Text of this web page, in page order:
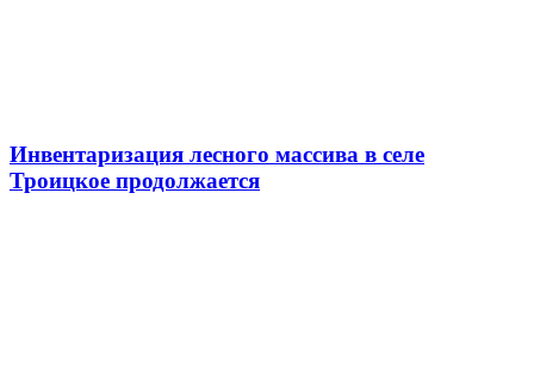
Инвентаризация лесного массива в селе
Троицкое продолжается